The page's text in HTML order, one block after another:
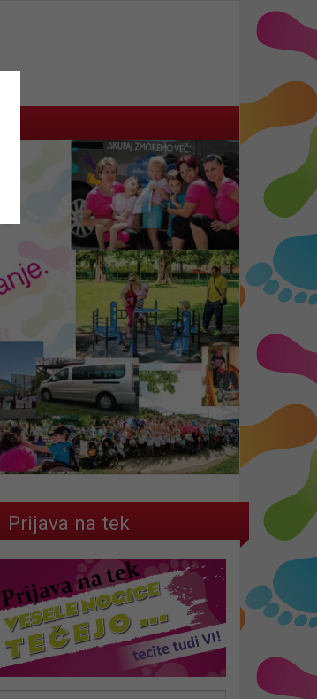
Prijava na tek